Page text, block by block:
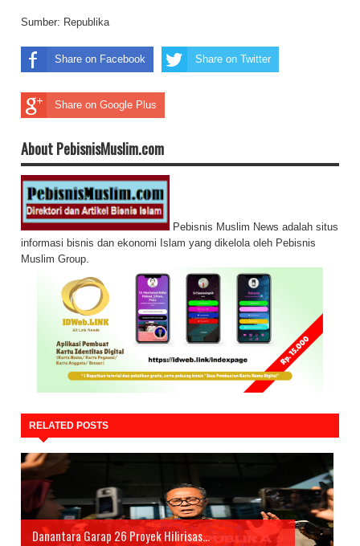
Sumber: Republika
Share on Facebook Share on Twitter
Share on Google Plus
About PebisnisMuslim.com
Pebisnis Muslim News adalah situs
informasi bisnis dan ekonomi Islam yang dikelola oleh Pebisnis
Muslim Group.
RELATED POSTS
Danantara Garap 26 Proyek Hilirisas...